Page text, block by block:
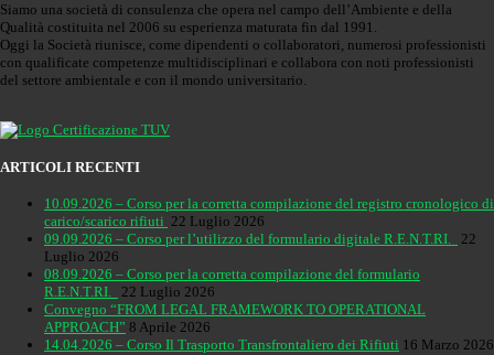
Siamo una società di consulenza che opera nel campo dell’Ambiente e della
Qualità costituita nel 2006 su esperienza maturata fin dal 1991.
Oggi la Società riunisce, come dipendenti o collaboratori, numerosi professionisti
con qualificate competenze multidisciplinari e collabora con noti professionisti
del settore ambientale e con il mondo universitario.
ARTICOLI RECENTI
10.09.2026 – Corso per la corretta compilazione del registro cronologico di
carico/scarico rifiuti 22 Luglio 2026
09.09.2026 – Corso per l’utilizzo del formulario digitale R.E.N.T.RI.
22
Luglio 2026
08.09.2026 – Corso per la corretta compilazione del formulario
R.E.N.T.RI.
22 Luglio 2026
Convegno “FROM LEGAL FRAMEWORK TO OPERATIONAL
APPROACH” 8 Aprile 2026
14.04.2026 – Corso Il Trasporto Transfrontaliero dei Rifiuti 16 Marzo 2026